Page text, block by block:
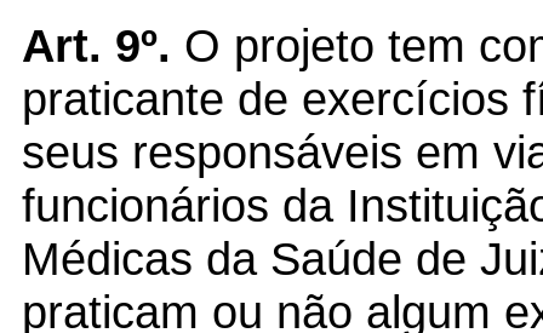
Art. 9º. O projeto tem
praticante de exercícios
seus responsáveis em
funcionários da
Médicas da Saúde de
praticam ou não algum